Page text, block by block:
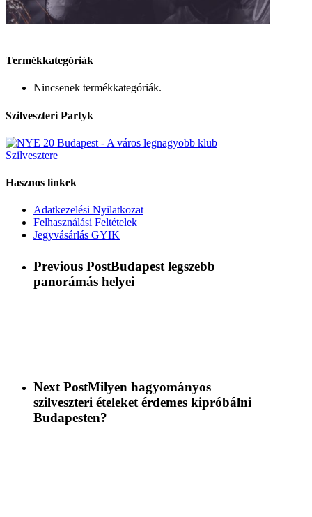
Termékkategóriák
Nincsenek termékkategóriák.
Szilveszteri Partyk
Hasznos linkek
Adatkezelési Nyilatkozat
Felhasználási Feltételek
Jegyvásárlás GYIK
Previous PostBudapest legszebb
panorámás helyei
Next PostMilyen hagyományos
szilveszteri ételeket érdemes kipróbálni
Budapesten?